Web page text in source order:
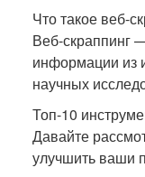
Что такое веб-
Веб-скраппинг
информации из
научных
Топ-10
Давайте
улучшить ваши